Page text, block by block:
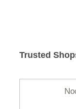
Trusted